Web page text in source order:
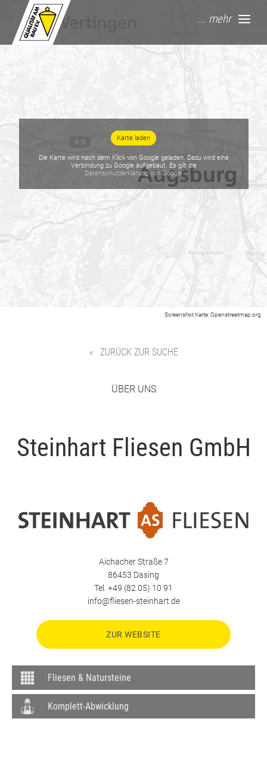
springe zum Hauptinhalt
... mehr
Karte laden
Die Karte wird nach dem Klick von Google geladen. Dazu wird eine
Verbindung zu Google aufgebaut. Es gilt die
Datenschutzerklärung von Google
Screenshot Karte:Openstreetmap.org
« ZURÜCK ZUR SUCHE
ÜBER UNS
Aichacher Straße 7
86453 Dasing
Tel. +49 (82 05) 10 91
info@fliesen-steinhart.de
ZUR WEBSITE
Fliesen & Natursteine
Komplett-Abwicklung
Steinhart Fliesen GmbH